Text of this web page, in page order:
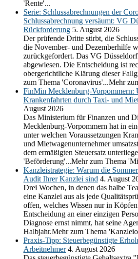
'Rente'...
Serie: Schlussabrechnungen der
Schlussabrechnung versäumt: VG
Rückforderung 5. August 2026
Der prüfende Dritte stirbt, die
die November- und Dezemberhilfe
zurückgefordert. Das VG
abgewiesen. Die Entscheidung ist
obergerichtliche Klärung dieser
zum Thema 'Coronavirus'...Mehr
FinMin Mecklenburg-Vorpommern:
Krankenfahrten durch Taxi- und
August 2026
Das Ministerium für Finanzen und
Mecklenburg-Vorpommern hat in
unter welchen Voraussetzungen
und Mietwagenunternehmer
dem ermäßigten Steuersatz
'Beförderung'...Mehr zum Thema
Kanzleistrategie: Warum die
Audit Ihrer Kanzlei sind 4. August
Drei Wochen, in denen das halbe
eine Kanzlei aus als jede
offen, welches Wissen nur in
Entscheidung an einer einzigen
Diagnose ernst nimmt, hat seine
Halbjahr.Mehr zum Thema
Praxis-Tipp: Steuerbegünstigte
Arbeitnehmer 4. August 2026